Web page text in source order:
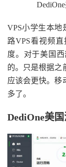
VPS小学生本地
路VPS看视频
度。对于美国
的。只是根据之
应该会更快。移
多了。
DediOne美